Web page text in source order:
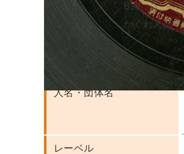
A面
B面へ
かくれんぼ
人名・団体名
レーベル